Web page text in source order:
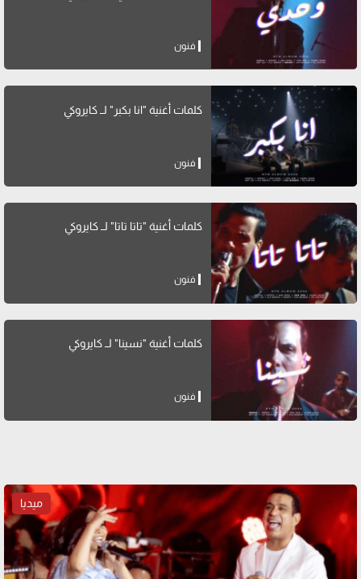
فنون
كلمات أغنية "انا بكبر" لــ كايروكي
فنون
كلمات أغنية "تاتا تاتا" لــ كايروكي
فنون
كلمات أغنية "نسينا" لــ كايروكي
فنون
ميديا